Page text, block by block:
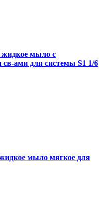
мыло с
ами для системы S1 1/6
мыло мягкое для